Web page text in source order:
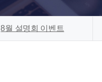
8월 설명회 이벤트